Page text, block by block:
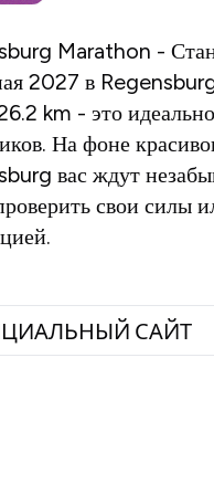
Marathon -
2027 в
km - это
На фоне
вас ждут
свои силы
САЙТ